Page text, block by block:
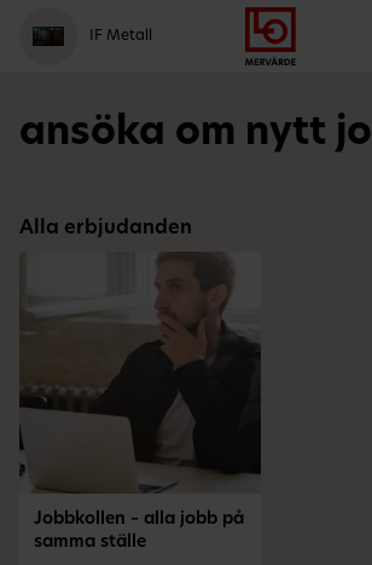
Gå
till
meny
Logga
in
Hoppa
till
innehåll
IF Metall
ansöka om nytt
Alla erbjudanden
Jobbkollen – alla jobb på
samma ställe